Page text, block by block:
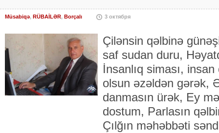
Müsabiqə, RÜBAİLƏR, Borçalı 3 октября
Çilənsin qəlbinə
saf sudan duru,
İnsanlıq siması,
olsun əzəldən gərək,
danmasın ürək, Ey
dostum, Parlasın
Çılğın məhəbbəti